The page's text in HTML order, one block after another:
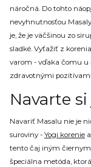
náročná. Do tohto
nevyhnutnosťou
je, že je väčšinou zo
sladké. Vyťažiť z
varom - vďaka čomu u
zdravotnými
Navarte
Navariť Masalu nie je
suroviny - Yogi korenie
tento čaj iným čiernym
špeciálna metóda,